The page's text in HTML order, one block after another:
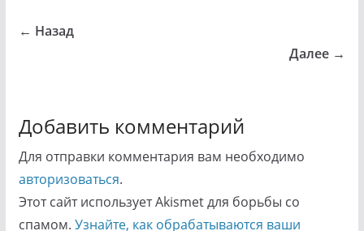
← Назад
Далее →
Добавить комментарий
Для отправки комментария вам необходимо
авторизоваться.
Этот сайт использует Akismet для борьбы со
спамом. Узнайте, как обрабатываются ваши